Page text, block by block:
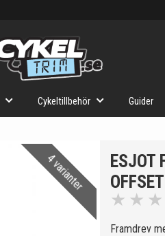
Cykeltillbehör Guider
4 varianter
ESJOT
★ ★ ★
Framdrev